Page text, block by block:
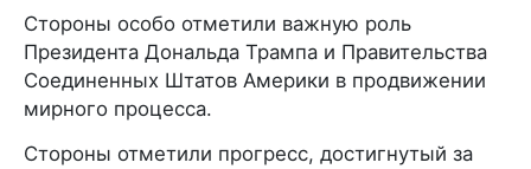
Стороны особо отметили важную роль
Президента Дональда Трампа и Правительства
Соединенных Штатов Америки в продвижении
мирного процесса.
Стороны отметили прогресс, достигнутый за